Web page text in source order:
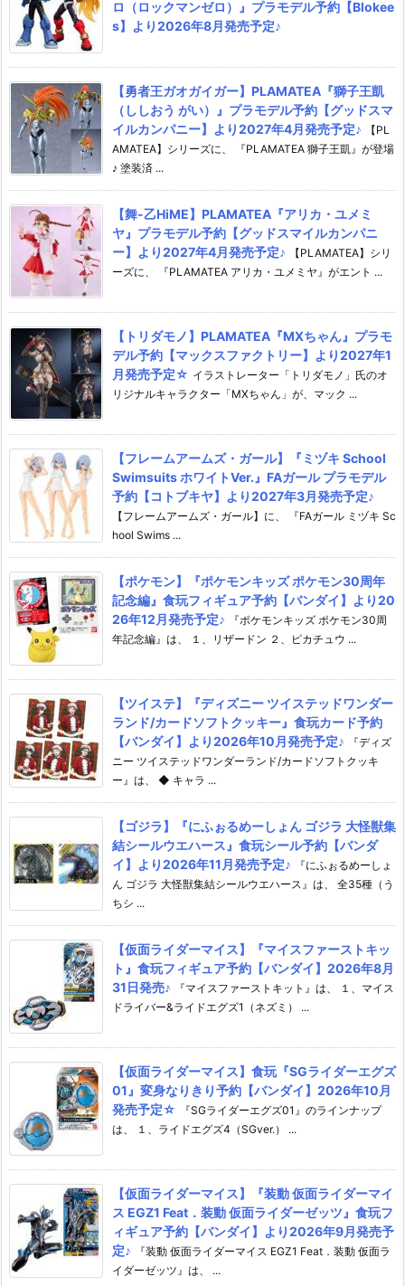
ロ（ロックマンゼロ）』プラモデル予約【Blokee
s】より2026年8月発売予定♪
【勇者王ガオガイガー】PLAMATEA『獅子王凱
（ししおう がい）』プラモデル予約【グッドスマ
イルカンパニー】より2027年4月発売予定♪
【PL
AMATEA】シリーズに、 『PLAMATEA 獅子王凱』が登場
♪ 塗装済 ...
【舞-乙HiME】PLAMATEA『アリカ・ユメミ
ヤ』プラモデル予約【グッドスマイルカンパニ
ー】より2027年4月発売予定♪
【PLAMATEA】シリ
ーズに、 『PLAMATEA アリカ・ユメミヤ』がエント ...
【トリダモノ】PLAMATEA『MXちゃん』プラモ
デル予約【マックスファクトリー】より2027年1
月発売予定☆ イラストレーター「トリダモノ」氏のオ
リジナルキャラクター「MXちゃん」が、マック ...
【フレームアームズ・ガール】『ミヅキ School
Swimsuits ホワイトVer.』FAガール プラモデル
予約【コトブキヤ】より2027年3月発売予定♪
【フレームアームズ・ガール】に、 『FAガール ミヅキ Sc
hool Swims ...
【ポケモン】『ポケモンキッズ ポケモン30周年
記念編』食玩フィギュア予約【バンダイ】より20
26年12月発売予定♪
『ポケモンキッズ ポケモン30周
年記念編』は、 １、リザードン ２、ピカチュウ ...
【ツイステ】『ディズニー ツイステッドワンダー
ランド/カードソフトクッキー』食玩カード予約
【バンダイ】より2026年10月発売予定♪
『ディズ
ニー ツイステッドワンダーランド/カードソフトクッキ
ー』は、 ◆ キャラ ...
【ゴジラ】『にふぉるめーしょん ゴジラ 大怪獣集
結シールウエハース』食玩シール予約【バンダ
イ】より2026年11月発売予定♪
『にふぉるめーしょ
ん ゴジラ 大怪獣集結シールウエハース』は、 全35種（う
ちシ ...
【仮面ライダーマイス】『マイスファーストキッ
ト』食玩フィギュア予約【バンダイ】2026年8月
31日発売♪
『マイスファーストキット』は、 １、マイス
ドライバー&ライドエグズ1（ネズミ） ...
【仮面ライダーマイス】食玩『SGライダーエグズ
01』変身なりきり予約【バンダイ】2026年10月
発売予定☆
『SGライダーエグズ01』のラインナップ
は、 １、ライドエグズ4（SGver.） ...
【仮面ライダーマイス】『装動 仮面ライダーマイ
ス EGZ1 Feat．装動 仮面ライダーゼッツ』食玩フ
ィギュア予約【バンダイ】より2026年9月発売予
定♪
『装動 仮面ライダーマイス EGZ1 Feat．装動 仮面ラ
イダーゼッツ』は、 ...